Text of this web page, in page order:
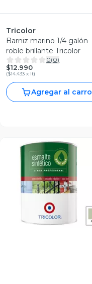
Tricolor
Barniz marino 1/4 galón
roble brillante Tricolor
0(0)
$12.990
($14.433 x lt)
Agregar al carro
Vista Previa